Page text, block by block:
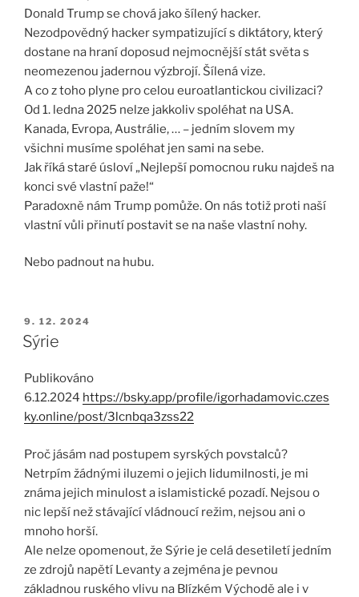
Donald Trump se chová jako šílený hacker.
Nezodpovědný hacker sympatizující s diktátory, který
dostane na hraní doposud nejmocnější stát světa s
neomezenou jadernou výzbrojí. Šílená vize.
A co z toho plyne pro celou euroatlantickou civilizaci?
Od 1. ledna 2025 nelze jakkoliv spoléhat na USA.
Kanada, Evropa, Austrálie, … – jedním slovem my
všichni musíme spoléhat jen sami na sebe.
Jak říká staré úsloví „Nejlepší pomocnou ruku najdeš na
konci své vlastní paže!“
Paradoxně nám Trump pomůže. On nás totiž proti naší
vlastní vůli přinutí postavit se na naše vlastní nohy.
Nebo padnout na hubu.
PUBLIKOVÁNO
9. 12. 2024
Sýrie
Publikováno
6.12.2024 https://bsky.app/profile/igorhadamovic.czes
ky.online/post/3lcnbqa3zss22
Proč jásám nad postupem syrských povstalců?
Netrpím žádnými iluzemi o jejich lidumilnosti, je mi
známa jejich minulost a islamistické pozadí. Nejsou o
nic lepší než stávající vládnoucí režim, nejsou ani o
mnoho horší.
Ale nelze opomenout, že Sýrie je celá desetiletí jedním
ze zdrojů napětí Levanty a zejména je pevnou
základnou ruského vlivu na Blízkém Východě ale i v